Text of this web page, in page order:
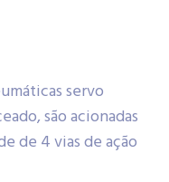
servo
são acionadas
de 4 vias de ação